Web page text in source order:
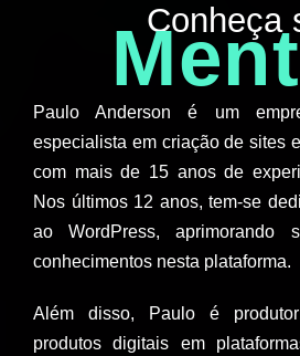
Conheça
Paulo Anderson é um
especialista em criação de sites
com mais de 15 anos de
Nos últimos 12 anos, tem-se
ao WordPress, aprimorando
conhecimentos nesta plataforma.
Além disso, Paulo é
produtos digitais em